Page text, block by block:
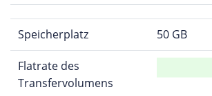
Speicherplatz 50 GB
Flatrate des
Transfervolumens